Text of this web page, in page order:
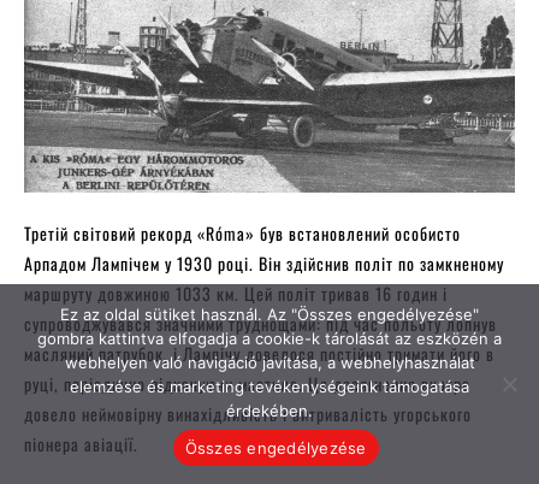
Ez az oldal sütiket használ. Az "Összes engedélyezése"
gombra kattintva elfogadja a cookie-k tárolását az eszközén a
webhelyen való navigáció javítása, a webhelyhasználat
elemzése és marketing tevékenységeink támogatása
érdekében.
Összes engedélyezése